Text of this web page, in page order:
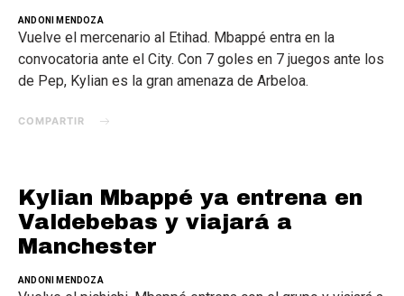
ANDONI MENDOZA
Vuelve el mercenario al Etihad. Mbappé entra en la
convocatoria ante el City. Con 7 goles en 7 juegos ante los
de Pep, Kylian es la gran amenaza de Arbeloa.
COMPARTIR
Kylian Mbappé ya entrena en
Valdebebas y viajará a
Manchester
ANDONI MENDOZA